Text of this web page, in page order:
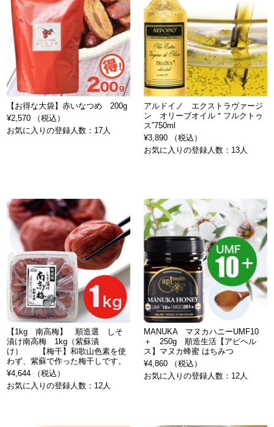
【お得な大袋】赤いなつめ 200g
¥2,570 （税込）
お気に入りの登録人数：17人
アルドイノ エクストラヴァージ
ン オリーブオイル＂フルクトゥ
ス”750ml
¥3,890 （税込）
お気に入りの登録人数：13人
【1kg 南高梅】 順造選 しそ
漬け南高梅 1kg（紫蘇漬
け） 【梅干】和歌山色素を使
わず、紫蘇で作った梅干しです。
¥4,644 （税込）
お気に入りの登録人数：12人
MANUKA マヌカハニーUMF10
＋ 250g 順造生活【アピヘル
ス】マヌカ蜂蜜 はちみつ
¥4,860 （税込）
お気に入りの登録人数：12人